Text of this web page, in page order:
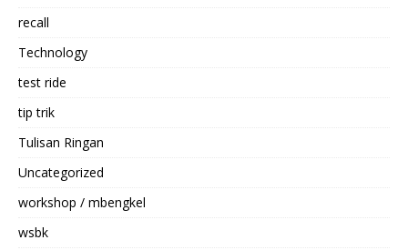
recall
Technology
test ride
tip trik
Tulisan Ringan
Uncategorized
workshop / mbengkel
wsbk